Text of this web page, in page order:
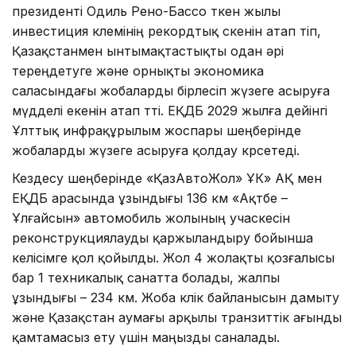
президенті Одиль Рено-Бассо өткен жылы
инвестиция көлемінің рекордтық өскенін атап өтіп,
Қазақстанмен ынтымақтастықты одан әрі
тереңдетуге және орнықты экономика
саласындағы жобаларды бірлесіп жүзеге асыруға
мүдделі екенін атап өтті. ЕҚДБ 2029 жылға дейінгі
Ұлттық инфрақұрылым жоспары шеңберінде
жобаларды жүзеге асыруға қолдау көрсетеді.
Кездесу шеңберінде «ҚазАвтоЖол» ҰК» АҚ мен
ЕҚДБ арасында ұзындығы 136 км «Ақтөбе –
Ұлғайсын» автомобиль жолының учаскесін
реконструкциялауды қаржыландыру бойынша
келісімге қол қойылды. Жол 4 жолақты қозғалысы
бар 1 техникалық санатта болады, жалпы
ұзындығы – 234 км. Жоба көлік байланысын дамыту
және Қазақстан аумағы арқылы транзиттік ағынды
қамтамасыз ету үшін маңызды саналады.